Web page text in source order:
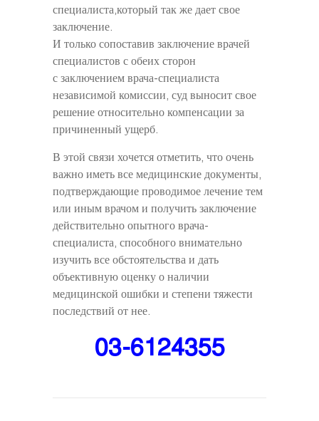
специалиста,который так же дает свое
заключение.
И только сопоставив заключение врачей
специалистов с обеих сторон
с заключением врача-специалиста
независимой комиссии, суд выносит свое
решение относительно компенсации за
причиненный ущерб.
В этой связи хочется отметить, что очень
важно иметь все медицинские документы,
подтверждающие проводимое лечение тем
или иным врачом и получить заключение
действительно опытного врача-
специалиста, способного внимательно
изучить все обстоятельства и дать
объективную оценку о наличии
медицинской ошибки и степени тяжести
последствий от нее.
03-6124355